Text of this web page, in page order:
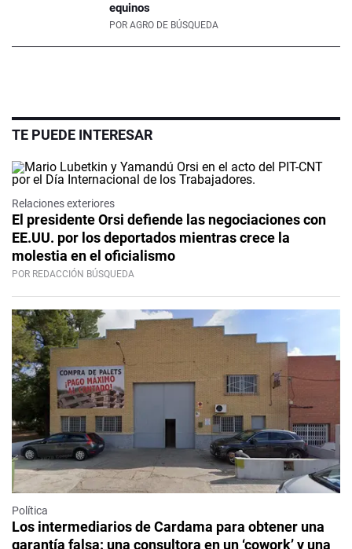
equinos
POR AGRO DE BÚSQUEDA
TE PUEDE INTERESAR
Relaciones exteriores
El presidente Orsi defiende las negociaciones con
EE.UU. por los deportados mientras crece la
molestia en el oficialismo
POR REDACCIÓN BÚSQUEDA
Política
Los intermediarios de Cardama para obtener una
garantía falsa: una consultora en un ‘cowork’ y una